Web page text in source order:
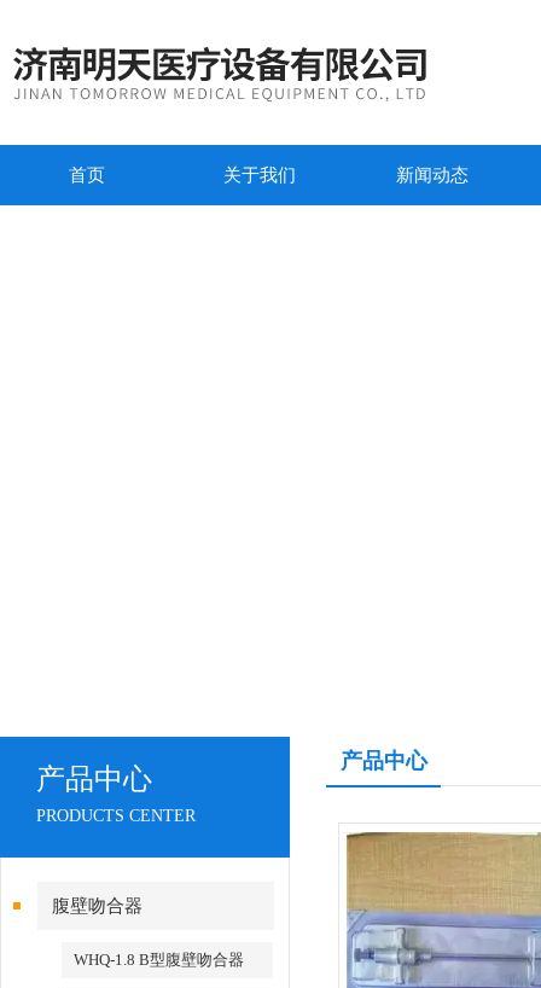
首页 关于我们 新闻动态
产品中心
PRODUCTS CENTER
腹壁吻合器
WHQ-1.8 B型腹壁吻合器
产品中心